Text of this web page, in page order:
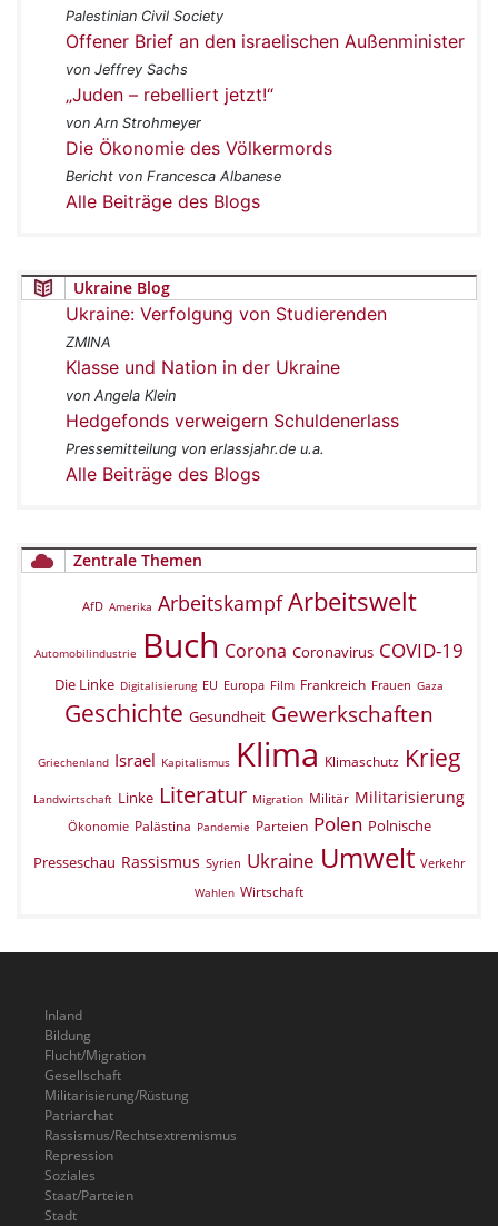
Palestinian Civil Society
Offener Brief an den israelischen Außenminister
von Jeffrey Sachs
„Juden – rebelliert jetzt!“
von Arn Strohmeyer
Die Ökonomie des Völkermords
Bericht von Francesca Albanese
Alle Beiträge des Blogs
Ukraine Blog
Ukraine: Verfolgung von Studierenden
ZMINA
Klasse und Nation in der Ukraine
von Angela Klein
Hedgefonds verweigern Schuldenerlass
Pressemitteilung von erlassjahr.de u.a.
Alle Beiträge des Blogs
Zentrale Themen
AfD Amerika Arbeitskampf Arbeitswelt
Automobilindustrie Buch Corona Coronavirus COVID-19
Die Linke Digitalisierung EU Europa Film Frankreich Frauen Gaza
Geschichte Gesundheit Gewerkschaften
Griechenland Israel Kapitalismus Klima Klimaschutz Krieg
Landwirtschaft Linke Literatur Migration Militär Militarisierung
Ökonomie Palästina Pandemie Parteien Polen Polnische
Presseschau Rassismus Syrien Ukraine Umwelt Verkehr
Wahlen Wirtschaft
Inland
Bildung
Flucht/Migration
Gesellschaft
Militarisierung/Rüstung
Patriarchat
Rassismus/Rechtsextremismus
Repression
Soziales
Staat/Parteien
Stadt